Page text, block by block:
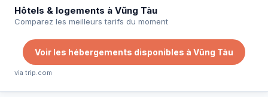
Hôtels & logements à Vũng Tàu
Comparez les meilleurs tarifs du moment
Voir les hébergements disponibles à Vũng Tàu
via trip.com